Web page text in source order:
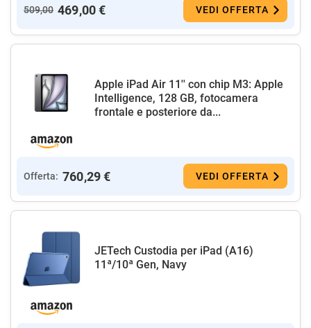
509,00 469,00 € VEDI OFFERTA
Apple iPad Air 11'' con chip M3: Apple
Intelligence, 128 GB, fotocamera
frontale e posteriore da...
Offerta: 760,29 € VEDI OFFERTA
JETech Custodia per iPad (A16)
11ª/10ª Gen, Navy